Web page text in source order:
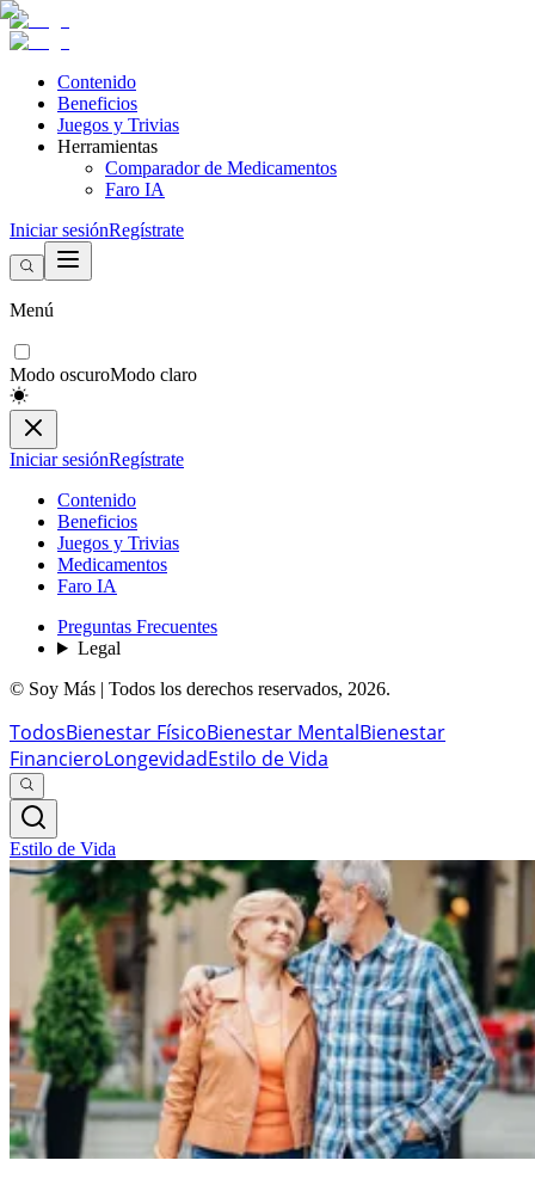
Contenido
Beneficios
Juegos y Trivias
Herramientas
Comparador de Medicamentos
Faro IA
Iniciar sesiónRegístrate
Menú
Modo oscuroModo claro
Iniciar sesiónRegístrate
Contenido
Beneficios
Juegos y Trivias
Medicamentos
Faro IA
Preguntas Frecuentes
Legal
© Soy Más | Todos los derechos reservados, 2026.
TodosBienestar FísicoBienestar MentalBienestar
FinancieroLongevidadEstilo de Vida
Estilo de Vida